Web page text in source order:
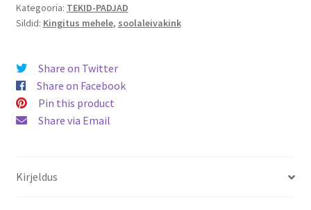
Kategooria: TEKID-PADJAD
Sildid: Kingitus mehele, soolaleivakink
Share on Twitter
Share on Facebook
Pin this product
Share via Email
Kirjeldus